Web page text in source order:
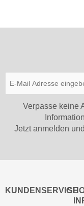
Verpasse keine
Jetzt anmelden
KUNDENSERVICE